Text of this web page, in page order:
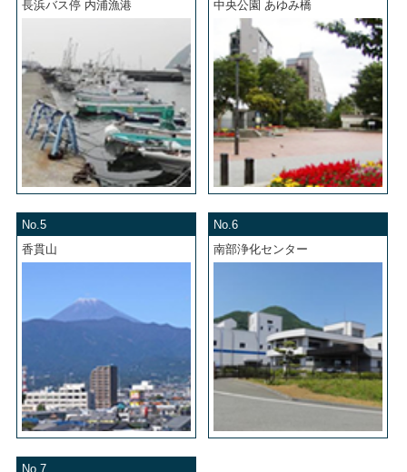
長浜バス停 内浦漁港
中央公園 あゆみ橋
No.5
香貫山
No.6
南部浄化センター
No.7